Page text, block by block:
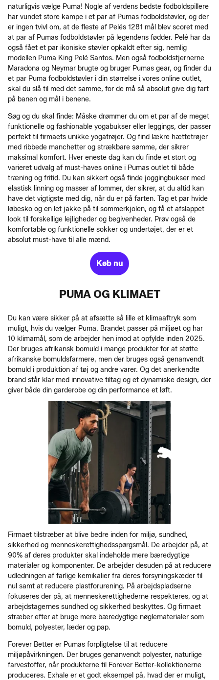
naturligvis vælge Puma! Nogle af verdens bedste fodboldspillere
har vundet store kampe i et par af Pumas fodboldstøvler, og der
er ingen tvivl om, at de fleste af Pelés 1281 mål blev scoret med
at par af Pumas fodboldstøvler på legendens fødder. Pelé har da
også fået et par ikoniske støvler opkaldt efter sig, nemlig
modellen Puma King Pelé Santos. Men også fodboldstjernerne
Maradona og Neymar brugte og bruger Pumas gear, og finder du
et par Puma fodboldstøvler i din størrelse i vores online outlet,
skal du slå til med det samme, for de må så absolut give dig fart
på banen og mål i benene.
Søg og du skal finde: Måske drømmer du om et par af de meget
funktionelle og fashionable yogabukser eller leggings, der passer
perfekt til firmaets unikke yogatrøjer. Og find lækre hættetrøjer
med ribbede manchetter og strækbare sømme, der sikrer
maksimal komfort. Hver eneste dag kan du finde et stort og
varieret udvalg af must-haves online i Pumas outlet til både
træning og fritid. Du kan sikkert også finde joggingbukser med
elastisk linning og masser af lommer, der sikrer, at du altid kan
have det vigtigste med dig, når du er på farten. Tag et par hvide
løbesko og en let jakke på til sommerkjolen, og få et afslappet
look til forskellige lejligheder og begivenheder. Prøv også de
komfortable og funktionelle sokker og undertøjet, der er et
absolut must-have til alle mænd.
Køb nu
PUMA OG KLIMAET
Du kan være sikker på at afsætte så lille et klimaaftryk som
muligt, hvis du vælger Puma. Brandet passer på miljøet og har
10 klimamål, som de arbejder hen imod at opfylde inden 2025.
Der bruges afrikansk bomuld i mange produkter for at støtte
afrikanske bomuldsfarmere, men der bruges også genanvendt
bomuld i produktion af tøj og andre varer. Og det anerkendte
brand står klar med innovative tiltag og et dynamiske design, der
giver både din garderobe og din performance et løft.
Firmaet tilstræber at blive bedre inden for miljø, sundhed,
sikkerhed og menneskerettighedsspørgsmål. De arbejder på, at
90% af deres produkter skal indeholde mere bæredygtige
materialer og komponenter. De arbejder desuden på at reducere
udledningen af farlige kemikalier fra deres forsyningskæder til
nul samt at reducere plastforurening. På arbejdspladserne
fokuseres der på, at menneskerettighederne respekteres, og at
arbejdstagernes sundhed og sikkerhed beskyttes. Og firmaet
stræber efter at bruge mere bæredygtige nøglematerialer som
bomuld, polyester, læder og pap.
Forever Better er Pumas forpligtelse til at reducere
miljøpåvirkningen. Der bruges genanvendt polyester, naturlige
farvestoffer, når produkterne til Forever Better-kollektionerne
produceres. Exhale er et godt eksempel på, hvad der er muligt,